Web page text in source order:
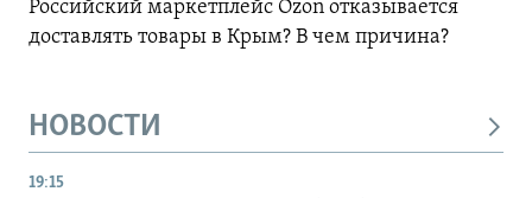
Российский маркетплейс Ozon отказывается
доставлять товары в Крым? В чем причина?
НОВОСТИ
19:15